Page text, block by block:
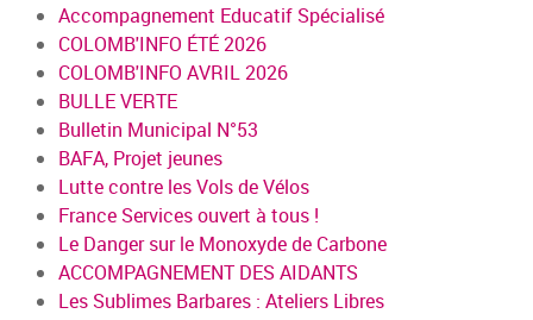
Accompagnement Educatif Spécialisé
COLOMB'INFO ÉTÉ 2026
COLOMB'INFO AVRIL 2026
BULLE VERTE
Bulletin Municipal N°53
BAFA, Projet jeunes
Lutte contre les Vols de Vélos
France Services ouvert à tous !
Le Danger sur le Monoxyde de Carbone
ACCOMPAGNEMENT DES AIDANTS
Les Sublimes Barbares : Ateliers Libres